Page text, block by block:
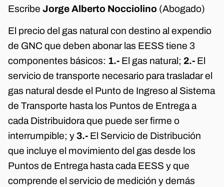
Escribe Jorge Alberto Nocciolino (Abogado)
El precio del gas natural con destino al expendio
de GNC que deben abonar las EESS tiene 3
componentes básicos: 1.- El gas natural; 2.- El
servicio de transporte necesario para trasladar el
gas natural desde el Punto de Ingreso al Sistema
de Transporte hasta los Puntos de Entrega a
cada Distribuidora que puede ser firme o
interrumpible; y3.- El Servicio de Distribución
que incluye el movimiento del gas desde los
Puntos de Entrega hasta cada EESS y que
comprende el servicio de medición y demás